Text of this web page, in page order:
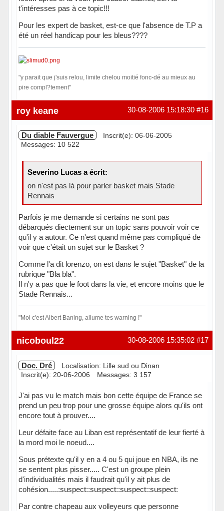
t'intéresses pas à ce topic!!!
Pour les expert de basket, est-ce que l'absence de T.P a
été un réel handicap pour les bleus????
"y parait que j'suis relou, limite chelou moitié fonc-dé au mieux au
pire compl?tement"
Hors ligne #16
30-08-2006 15:18:30
roy keane
Du diable Fauvergue
Inscrit(e): 06-06-2005
Messages: 10 522
Severino Lucas a écrit:
on n'est pas là pour parler basket mais Stade
Rennais
Parfois je me demande si certains ne sont pas
débarqués diectement sur un topic sans pouvoir voir ce
qu'il y a autour. Ce n'est quand même pas compliqué de
voir que c'était un sujet sur le Basket ?
Comme l'a dit lorenzo, on est dans le sujet "Basket" de la
rubrique "Bla bla".
Il n'y a pas que le foot dans la vie, et encore moins que le
Stade Rennais...
"Moi c'est Albert Baning, allume tes warning !"
Hors ligne #17
30-08-2006 15:35:02
nicoboul22
Doc. Dré
Localisation: Lille sud ou Dinan
Inscrit(e): 20-06-2006
Messages: 3 157
J'ai pas vu le match mais bon cette équipe de France se
prend un peu trop pour une grosse équipe alors qu'ils ont
encore tout à prouver....
Leur défaite face au Liban est représentatif de leur fierté à
la mord moi le noeud....
Sous prétexte qu'il y en a 4 ou 5 qui joue en NBA, ils ne
se sentent plus pisser..... C'est un groupe plein
d'individualités mais il faudrait qu'il y ait plus de
cohésion.....:suspect::suspect::suspect::suspect:
Par contre chapeau aux volleyeurs que personne